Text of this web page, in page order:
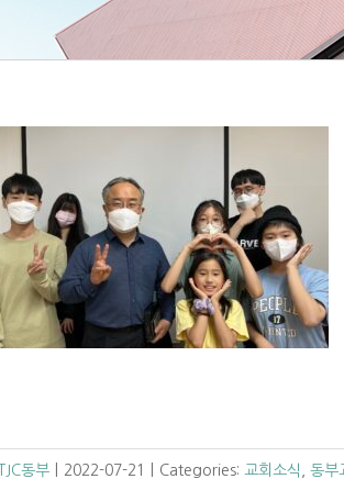
TJC동부 2022-07-21 Categories: 교회소식 동부